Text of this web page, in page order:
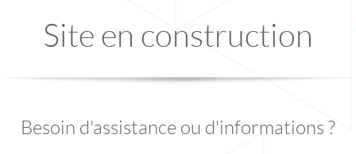
Site en construction
Besoin d'assistance ou d'informations ?